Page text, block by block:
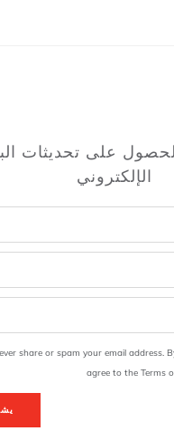
على تحديثات
الإلكتروني
share or spam your email address.
agree to the Terms